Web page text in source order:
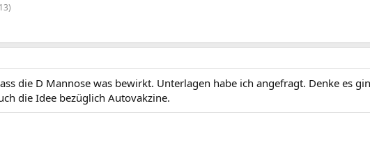
die D Mannose was bewirkt. Unterlagen habe ich angefragt. Denke es
die Idee bezüglich Autovakzine.